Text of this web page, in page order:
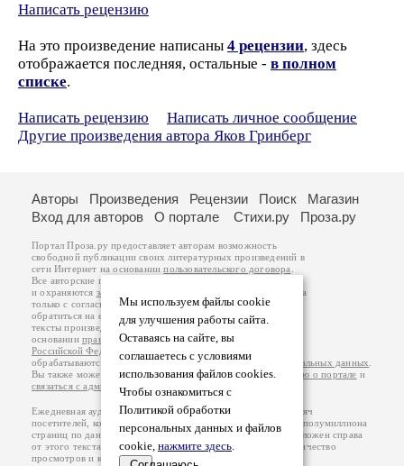
Написать рецензию
На это произведение написаны 4 рецензии, здесь
отображается последняя, остальные - в полном
списке.
Написать рецензию
Написать личное сообщение
Другие произведения автора Яков Гринберг
Мы используем файлы cookie
для улучшения работы сайта.
Оставаясь на сайте, вы
соглашаетесь с условиями
использования файлов cookies.
Чтобы ознакомиться с
Политикой обработки
персональных данных и файлов
cookie, нажмите здесь.
Авторы Произведения Рецензии Поиск
Магазин
Вход для авторов
О портале Стихи.ру Проза.ру
Портал Проза.ру предоставляет авторам возможность
свободной публикации своих литературных произведений в
сети Интернет на основаниипользовательского договора
Все авторские права на произведения принадлежат авторам
и охраняются законом
. Перепечатка произведений возможна
только с согласия его автора, к которому вы можете
обратиться на его авторской странице. Ответственность за
тексты произведений авторы несут самостоятельно на
основанииправил публикацииизаконодательства
Российской Федерации
обрабатываются на основанииПолитики обработки персональных данных
Вы также можете посмотреть более подробнуюинформацию о портале и
связаться с администрацией
Ежедневная аудитория портала Проза.ру – порядка 100 тысяч
посетителей, которые в общей сумме просматривают более полумиллиона
страниц по данным счетчика посещаемости, который расположен справа
от этого текста. В каждой графе указано по две цифры: количество
просмотров и количество посетителей.